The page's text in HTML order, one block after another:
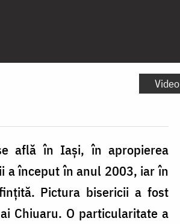
Video
află în Iași, în apropierea
a început în anul 2003, iar în
Pictura bisericii a fost
Chiuaru. O particularitate a